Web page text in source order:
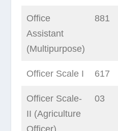
Office
Assistant
(Multipurpose)
881
Officer Scale I 617
Officer Scale-
II (Agriculture
03